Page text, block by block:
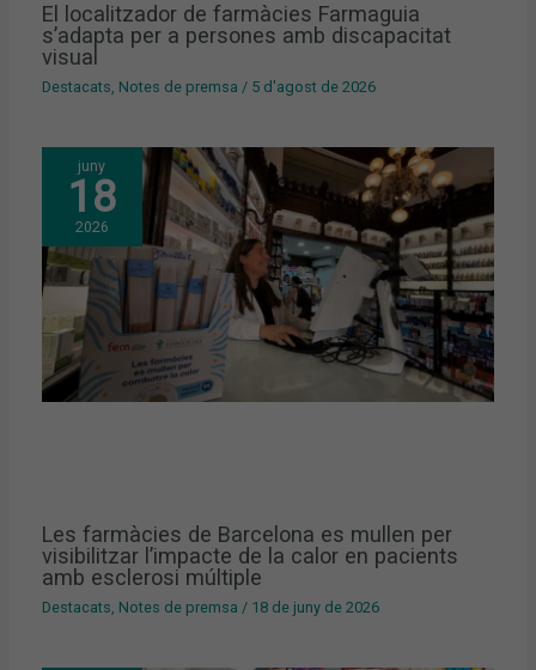
El localitzador de farmàcies Farmaguia
s’adapta per a persones amb discapacitat
visual
Destacats, Notes de premsa / 5 d'agost de 2026
juny
18
2026
Les farmàcies de Barcelona es mullen per
visibilitzar l’impacte de la calor en pacients
amb esclerosi múltiple
Destacats Notes de premsa / 18 de juny de 2026